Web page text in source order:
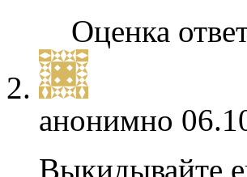
Оценка
анонимно
Выкидывайте